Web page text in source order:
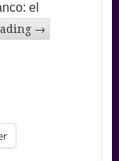
el
→